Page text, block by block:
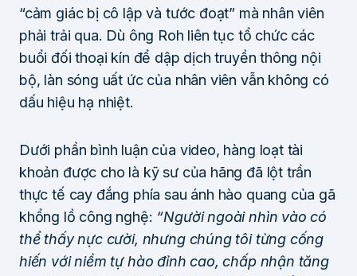
“cảm giác bị cô lập và tước đoạt” mà nhân viên
phải trải qua. Dù ông Roh liên tục tổ chức các
buổi đối thoại kín để dập dịch truyền thông nội
bộ, làn sóng uất ức của nhân viên vẫn không có
dấu hiệu hạ nhiệt.
Dưới phần bình luận của video, hàng loạt tài
khoản được cho là kỹ sư của hãng đã lột trần
thực tế cay đắng phía sau ánh hào quang của gã
khổng lồ công nghệ: “Người ngoài nhìn vào có
thể thấy nực cười, nhưng chúng tôi từng cống
hiến với niềm tự hào đỉnh cao, chấp nhận tăng